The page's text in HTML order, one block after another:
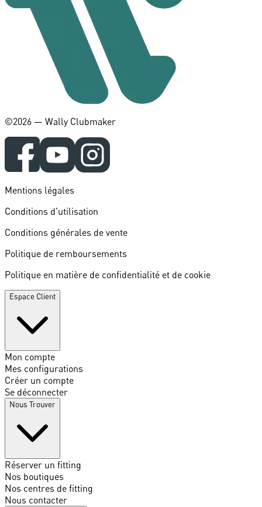
©️2026 — Wally Clubmaker
Mentions légales
Conditions d'utilisation
Conditions générales de vente
Politique de remboursements
Politique en matière de confidentialité et de cookie
Espace Client
Mon compte
Mes configurations
Créer un compte
Se déconnecter
Nous Trouver
Réserver un fitting
Nos boutiques
Nos centres de fitting
Nous contacter